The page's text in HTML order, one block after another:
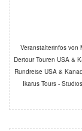
Veranstalterinfos von
Dertour Touren USA &
Rundreise USA &
Ikarus Tours -